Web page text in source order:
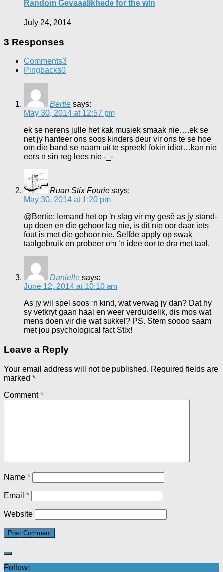
Random Gevaaalikhede for the win
July 24, 2014
3 Responses
Comments3
Pingbacks0
Bertie says:
May 30, 2014 at 12:57 pm
ek se nerens julle het kak musiek smaak nie….ek se
net jy hanteer ons soos kinders deur vir ons te se hoe
om die band se naam uit te spreek! fokin idiot…kan nie
eers n sin reg lees nie -_-
Ruan Stix Fourie says:
May 30, 2014 at 1:20 pm
@Bertie: Iemand het op ‘n slag vir my gesê as jy stand-
up doen en die gehoor lag nie, is dit nie oor daar iets
fout is met die gehoor nie. Selfde apply op swak
taalgebruik en probeer om ‘n idee oor te dra met taal.
Danielle says:
June 12, 2014 at 10:10 am
As jy wil spel soos ‘n kind, wat verwag jy dan? Dat hy
sy vetkryt gaan haal en weer verduidelik, dis mos wat
mens doen vir die wat sukkel? PS. Stem soooo saam
met jou psychological fact Stix!
Leave a Reply
Your email address will not be published. Required fields are
marked *
Comment*
Name *
Email *
Website
Follow: